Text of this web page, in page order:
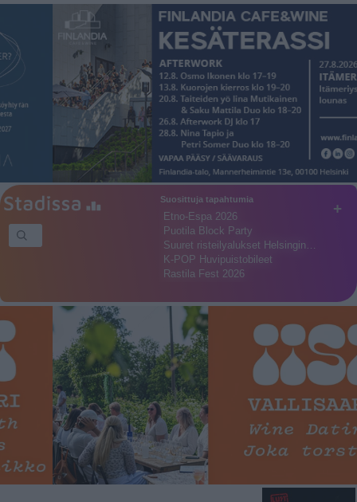
+
Suosittuja tapahtumia
Etno-Espa 2026
Puotila Block Party
Suuret risteilyalukset Helsingin…
K-POP Huvipuistobileet
Rastila Fest 2026